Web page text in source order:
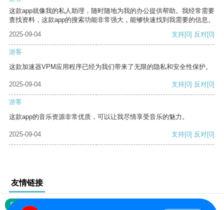
这款app就像我的私人助理，随时随地为我的办公提供帮助。我经常需要
查找资料，这款app的搜索功能非常强大，能够快速找到我需要的信息。
2025-09-04
支持[0] 反对[0]
游客
这款加速器VPM应用程序已经为我们带来了无限的隐私和安全性保护。
2025-09-04 支持[0] 反对[0]
游客
这款app的音乐资源非常优质，可以让我尽情享受音乐的魅力。
2025-09-04 支持[0] 反对[0]
友情链接
网站地图